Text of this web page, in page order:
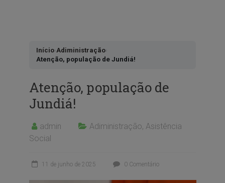
Início›Adiministração›
Atenção, população de Jundiá!
Atenção, população de
Jundiá!
admin Adiministração, Asistência
Social
11 de junho de 2025 0 Comentário